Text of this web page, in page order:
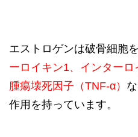
エストロゲンは破骨細胞
ーロイキン1、インター
腫瘍壊死因子（TNF-α）
作用を持っています。